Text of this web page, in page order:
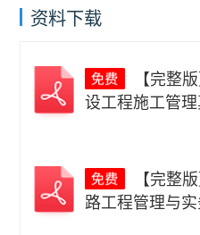
资料下载
设工程施工管
路工程管理与